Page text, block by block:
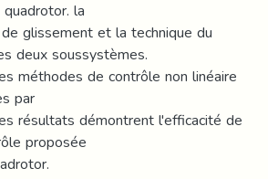
la
glissement et la technique du
deux soussystèmes.
méthodes de contrôle non linéaire
par
résultats démontrent l'efficacité de
proposée